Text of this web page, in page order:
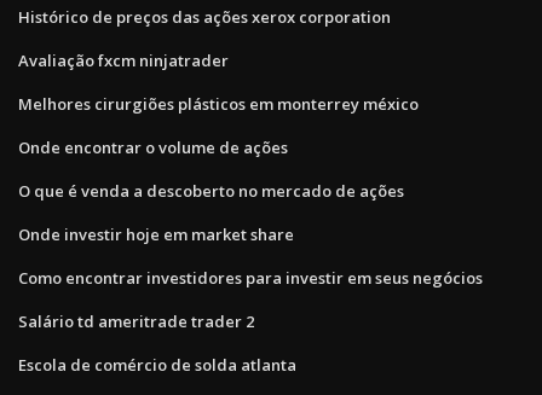
Histórico de preços das ações xerox corporation
Avaliação fxcm ninjatrader
Melhores cirurgiões plásticos em monterrey méxico
Onde encontrar o volume de ações
O que é venda a descoberto no mercado de ações
Onde investir hoje em market share
Como encontrar investidores para investir em seus negócios
Salário td ameritrade trader 2
Escola de comércio de solda atlanta